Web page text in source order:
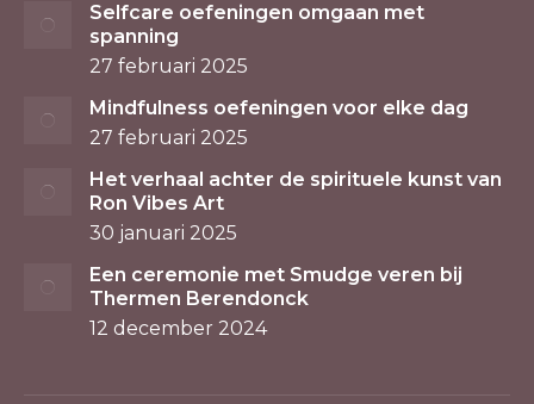
Selfcare oefeningen omgaan met
spanning
27 februari 2025
Mindfulness oefeningen voor elke dag
27 februari 2025
Het verhaal achter de spirituele kunst van
Ron Vibes Art
30 januari 2025
Een ceremonie met Smudge veren bij
Thermen Berendonck
12 december 2024